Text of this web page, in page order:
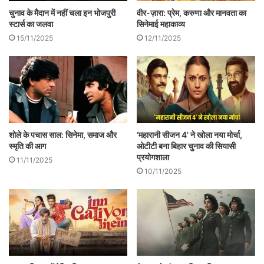
छपी पुरानी खबरें-सूचनाएँ…वगैरह भी शिव-दूत के
बदले बड़े आराम से दोस्तों…आदि से मंगायी जाके भी
मुक़दमे को मज़बूत करके जीता जा सकता था। यह
सब होता, तो यह खाँटी जीवन की फ़िल्म लगती।
वरना शिव दूत के नाम से शंकर को सारा श्रेय देकर
फ़िल्म पुरा काल के अवैज्ञानिक युग में चली जाती है।
लेकिन नक़ल की आदत ने अक़्ल को नौचंदी की
बाज़ार में बेच दिया, तो असल सोच आये कहाँ से?
चुनाव के मैदान में नहीं चला इन भोजपुरी
स्टार्स का जलवा
15/11/2025
वीर-ज़ारा: प्रेम, करुणा और मानवता का
सिनेमाई महाकाव्य
12/11/2025
शोले के पचास साल: सिनेमा, समाज और
स्मृति की आग
11/11/2025
‘महारानी सीजन 4’ ने खोला नया मोर्चा,
ओटीटी बना बिहार चुनाव की सियासी
प्रयोगशाला
10/11/2025